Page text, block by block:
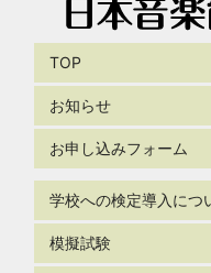
TOP
お知らせ
お申し込みフォーム
学校への検定導入につ
模擬試験